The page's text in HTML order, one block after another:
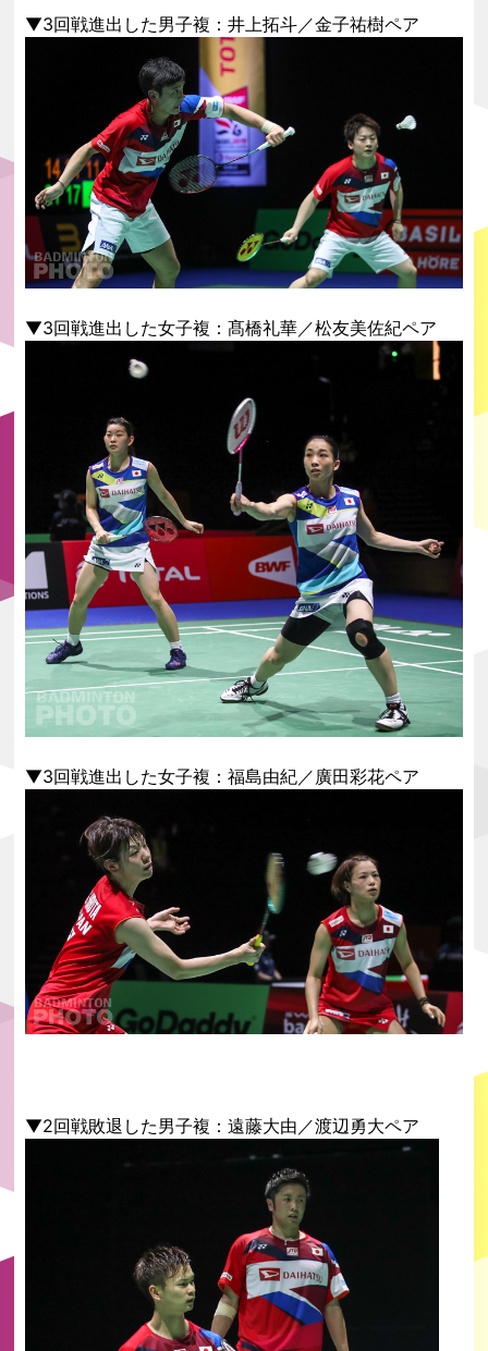
▼3回戦進出した男子複：井上拓斗／金子祐樹ペア
▼3回戦進出した女子複：髙橋礼華／松友美佐紀ペア
▼3回戦進出した女子複：福島由紀／廣田彩花ペア
▼2回戦敗退した男子複：遠藤大由／渡辺勇大ペア